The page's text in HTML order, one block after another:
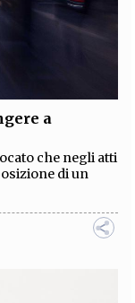
a
che negli atti
di un